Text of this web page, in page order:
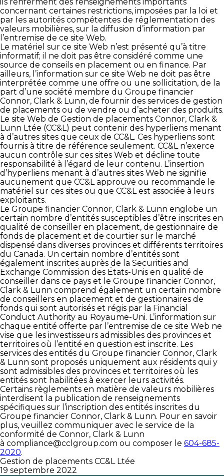
concernant certaines restrictions, imposées par la loi et
par les autorités compétentes de réglementation des
valeurs mobilières, sur la diffusion d’information par
l’entremise de ce site Web.
Le matériel sur ce site Web n’est présenté qu’à titre
informatif; il ne doit pas être considéré comme une
source de conseils en placement ou en finance. Par
ailleurs, l’information sur ce site Web ne doit pas être
interprétée comme une offre ou une sollicitation, de la
part d’une société membre du Groupe financier
Connor, Clark & Lunn, de fournir des services de gestion
de placements ou de vendre ou d’acheter des produits.
Le site Web de Gestion de placements Connor, Clark &
Lunn Ltée (CC&L) peut contenir des hyperliens menant
à d’autres sites que ceux de CC&L. Ces hyperliens sont
fournis à titre de référence seulement. CC&L n’exerce
aucun contrôle sur ces sites Web et décline toute
responsabilité à l’égard de leur contenu. L’insertion
d’hyperliens menant à d’autres sites Web ne signifie
aucunement que CC&L approuve ou recommande le
matériel sur ces sites ou que CC&L est associée à leurs
exploitants.
Le Groupe financier Connor, Clark & Lunn englobe un
certain nombre d’entités susceptibles d’être inscrites en
qualité de conseiller en placement, de gestionnaire de
fonds de placement et de courtier sur le marché
dispensé dans diverses provinces et différents territoires
du Canada. Un certain nombre d’entités sont
également inscrites auprès de la Securities and
Exchange Commission des États-Unis en qualité de
conseiller dans ce pays et le Groupe financier Connor,
Clark & Lunn comprend également un certain nombre
de conseillers en placement et de gestionnaires de
fonds qui sont autorisés et régis par la Financial
Conduct Authority au Royaume-Uni. L’information sur
chaque entité offerte par l’entremise de ce site Web ne
vise que les investisseurs admissibles des provinces et
territoires où l’entité en question est inscrite. Les
services des entités du Groupe financier Connor, Clark
& Lunn sont proposés uniquement aux résidents qui y
sont admissibles des provinces et territoires où les
entités sont habilitées à exercer leurs activités.
Certains règlements en matière de valeurs mobilières
interdisent la publication de renseignements
spécifiques sur l’inscription des entités inscrites du
Groupe financier Connor, Clark & Lunn. Pour en savoir
plus, veuillez communiquer avec le service de la
conformité de Connor, Clark & Lunn
à compliance@cclgroup.com ou composer le 604-685-
2020.
Gestion de placements CC&L Ltée
19 septembre 2022